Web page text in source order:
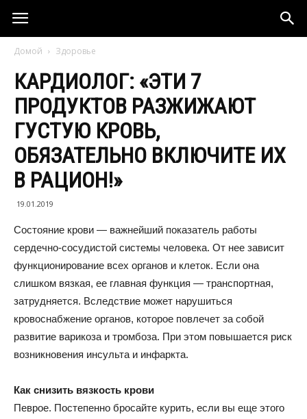
Домой Здоровье
КАРДИОЛОГ: «ЭТИ 7
ПРОДУКТОВ РАЗЖИЖАЮТ
ГУСТУЮ КРОВЬ,
ОБЯЗАТЕЛЬНО ВКЛЮЧИТЕ ИХ
В РАЦИОН!»
19.01.2019
Состояние крови — важнейший показатель работы
сердечно-сосудистой системы человека. От нее зависит
функционирование всех органов и клеток. Если она
слишком вязкая, ее главная функция — транспортная,
затрудняется. Вследствие может нарушиться
кровоснабжение органов, которое повлечет за собой
развитие варикоза и тромбоза. При этом повышается риск
возникновения инсульта и инфаркта.
Как снизить вязкость крови
Певрое. Постепенно бросайте курить, если вы еще этого